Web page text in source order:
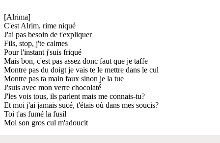
[Alrima]
C'est Alrim, rime niqué
J'ai pas besoin de t'expliquer
Fils, stop, j'te calmes
Pour l'instant j'suis friqué
Mais bon, c'est pas assez donc faut que je taffe
Montre pas du doigt je vais te le mettre dans le cul
Montre pas ta main faux sinon je la tue
J'suis avec mon verre chocolaté
J'les vois tous, ils parlent mais me connais-tu?
Et moi j'ai jamais sucé, t'étais où dans mes soucis?
Toi t'as fumé la fusil
Moi son gros cul m'adoucit